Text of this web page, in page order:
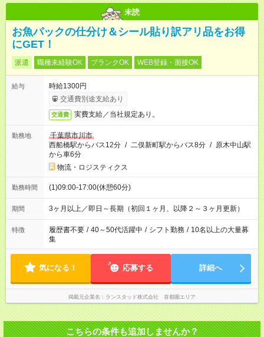
未読
お魚パックの仕分け＆シール貼り訳アリ品をお得
にGET！
派遣 職種未経験OK ブランクOK WEB登録・面接OK
給与
時給1300円
交通費別途支給あり
交通費 実費支給／当社規定あり。
勤務地
千葉県市川市
西船橋駅からバス12分 / 二俣新町駅からバス8分 / 原木中山駅
から車6分
物流・ロジスティクス
勤務時間 (1)09:00-17:00(休憩60分)
期間 3ヶ月以上／即日～長期（初回１ヶ月、以降２～３ヶ月更新）
特徴 履歴書不要 / 40～50代活躍中 / シフト勤務 / 10名以上の大量募
集
気になる！ 応募する 詳細へ
掲載元企業名 ランスタッド株式会社 首都圏エリア
こちらの条件も追加しませんか？